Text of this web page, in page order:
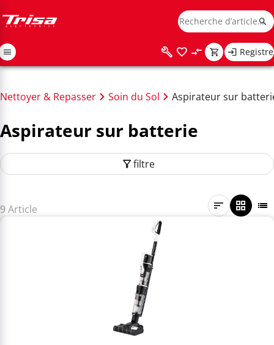
Registre
Nettoyer & Repasser Soin du Sol Aspirateur sur
Aspirateur sur batterie
filtre
9 Article